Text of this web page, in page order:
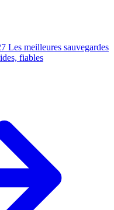
Les meilleures sauvegardes
fiables